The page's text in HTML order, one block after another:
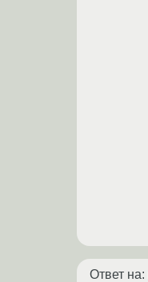
Ответ на: